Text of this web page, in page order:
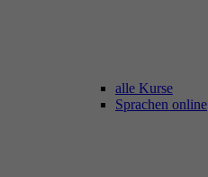
alle Kurse
Sprachen online